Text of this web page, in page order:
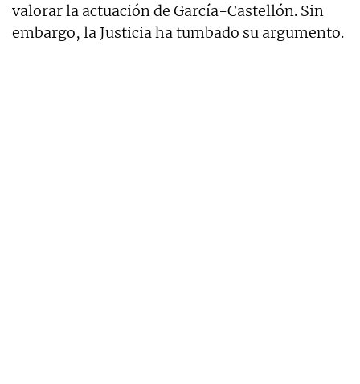
valorar la actuación de García-Castellón. Sin
embargo, la Justicia ha tumbado su argumento.